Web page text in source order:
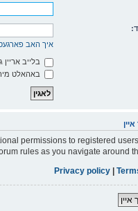
איך האב
בלייב אריין
באהאלט
permissions to registered
rules as you navigate around
|
Privacy policy
איין